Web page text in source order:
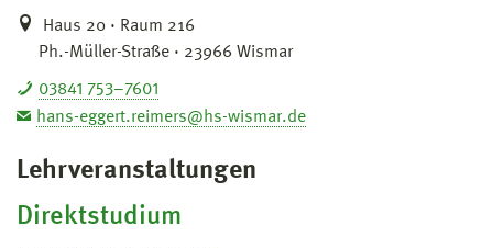
Haus 20 · Raum 216
Ph.-Müller-Straße · 23966 Wismar
03841 753–7601
hans-eggert.reimers@hs-wismar.de
Lehrveranstaltungen
Direktstudium